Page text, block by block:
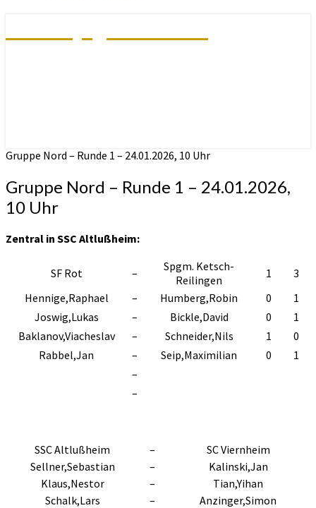
Gruppe Nord – Runde 1 – 24.01.2026, 10 Uhr
Gruppe Nord – Runde 1 – 24.01.2026,
10 Uhr
Zentral in SSC Altlußheim:
SF Rot –
Spgm. Ketsch-
Reilingen
1
3
Hennige,Raphael
– Humberg,Robin 0
1
Joswig,Lukas
– Bickle,David 0
1
Baklanov,Viacheslav
– Schneider,Nils 1
0
Rabbel,Jan
– Seip,Maximilian 0
1
–
–
SSC Altlußheim –
SC Viernheim
Sellner,Sebastian
–
Kalinski,Jan
Klaus,Nestor
–
Tian,Yihan
Schalk,Lars
– Anzinger,Simon